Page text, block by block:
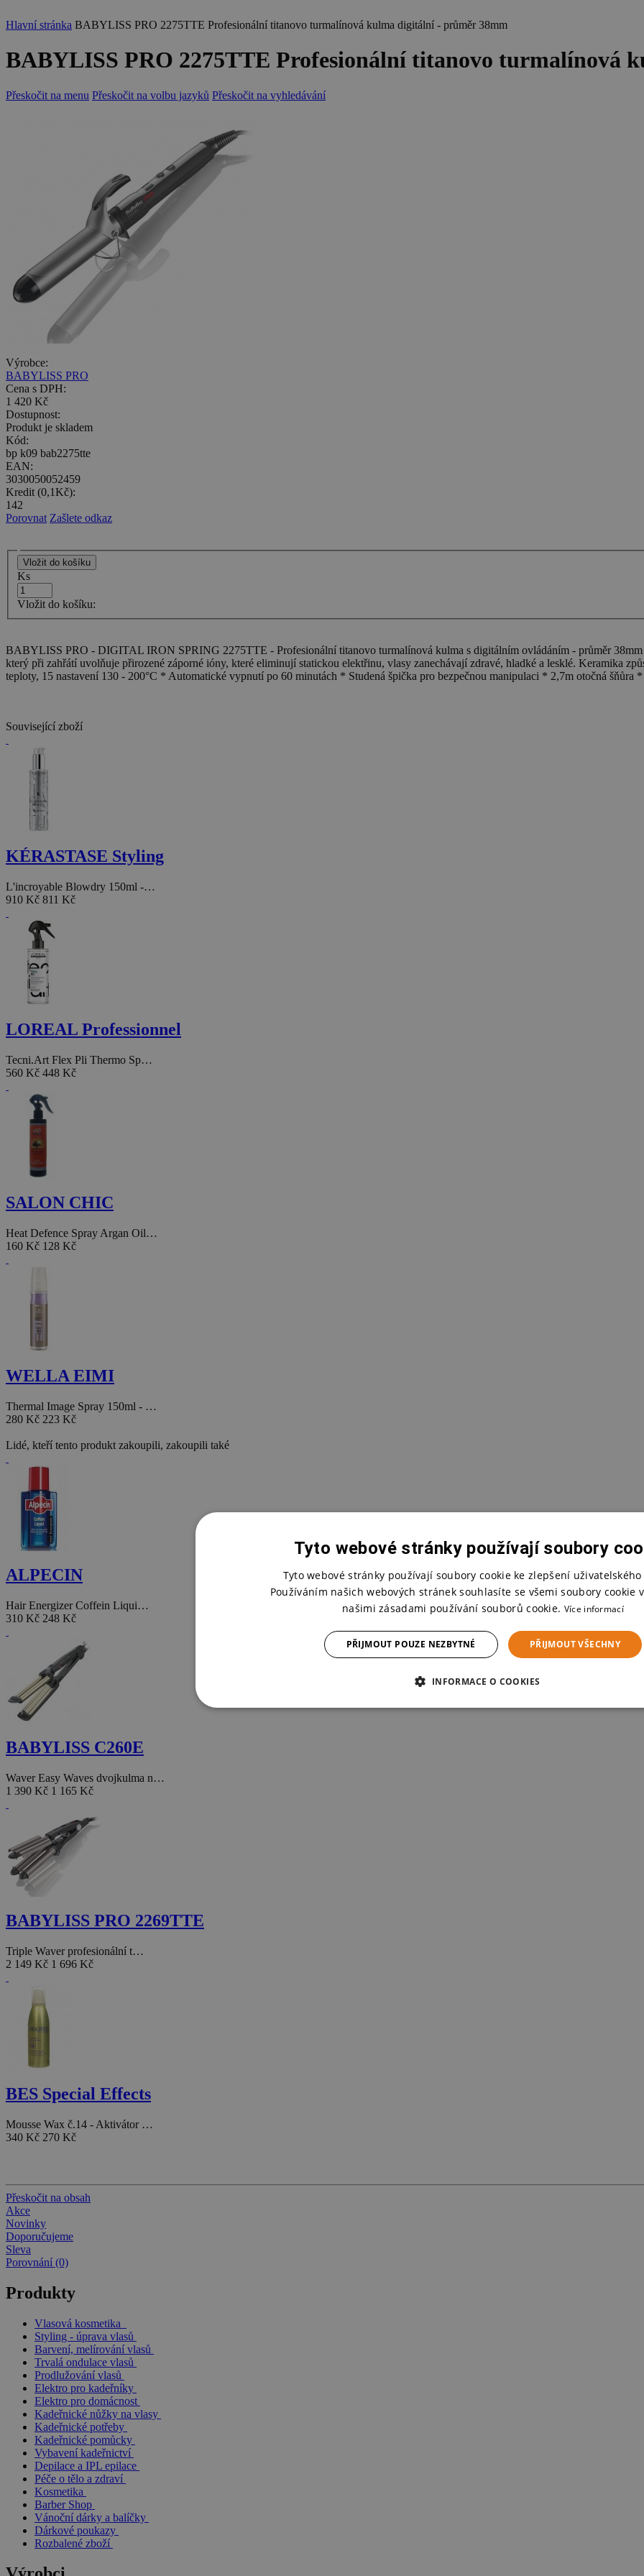
Hlavní stránka BABYLISS PRO 2275TTE Profesionální titanovo turmalínová kulma digitální - průměr 38mm
BABYLISS PRO 2275TTE Profesionální titanovo turmalínová
Přeskočit na menu Přeskočit na volbu jazyků Přeskočit na vyhledávání
Výrobce:
BABYLISS PRO
Cena s DPH:
1 420 Kč
Dostupnost:
Produkt je skladem
Kód:
bp k09 bab2275tte
EAN:
3030050052459
Kredit (0,1Kč):
142
Porovnat Zašlete odkaz
Ks
Vložit do košíku:
BABYLISS PRO - DIGITAL IRON SPRING 2275TTE - Profesionální titanovo turmalínová kulma s digitálním ovládáním - průměr
který při zahřátí uvolňuje přirozené záporné ióny, které eliminují statickou elektřinu, vlasy zanechávají zdravé, hladké a lesklé. Keramika
teploty, 15 nastavení 130 - 200°C * Automatické vypnutí po 60 minutách * Studená špička pro bezpečnou manipulaci * 2,7m otočná
Související zboží
KÉRASTASE Styling
L'incroyable Blowdry 150ml -…
910 Kč 811 Kč
LOREAL Professionnel
Tecni.Art Flex Pli Thermo Sp…
560 Kč 448 Kč
SALON CHIC
Heat Defence Spray Argan Oil…
160 Kč 128 Kč
WELLA EIMI
Thermal Image Spray 150ml - …
280 Kč 223 Kč
Lidé, kteří tento produkt zakoupili, zakoupili také
ALPECIN
Hair Energizer Coffein Liqui…
310 Kč 248 Kč
BABYLISS C260E
Waver Easy Waves dvojkulma n…
1 390 Kč 1 165 Kč
BABYLISS PRO 2269TTE
Triple Waver profesionální t…
2 149 Kč 1 696 Kč
BES Special Effects
Mousse Wax č.14 - Aktivátor …
340 Kč 270 Kč
Přeskočit na obsah
Akce
Novinky
Doporučujeme
Sleva
Porovnání (0)
Produkty
Vlasová kosmetika
Styling - úprava vlasů
Barvení, melírování vlasů
Trvalá ondulace vlasů
Prodlužování vlasů
Elektro pro kadeřníky
Elektro pro domácnost
Kadeřnické nůžky na vlasy
Kadeřnické potřeby
Kadeřnické pomůcky
Vybavení kadeřnictví
Depilace a IPL epilace
Péče o tělo a zdraví
Kosmetika
Barber Shop
Vánoční dárky a balíčky
Dárkové poukazy
Rozbalené zboží
Tyto webové stránky používají soubory
Tyto webové stránky používají soubory cookie ke zlepšení
Používáním našich webových stránek souhlasíte se všemi soubory cookie
našimi zásadami používání souborů cookie. Více informací
PŘIJMOUT VŠECHNY
PŘIJMOUT POUZE NEZBYTNÉ
INFORMACE O COOKIES